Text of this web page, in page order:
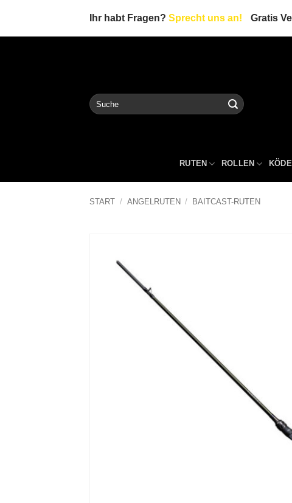
springen
Ihr habt Fragen? Sprecht uns an! Gratis
Suche
nach:
RUTEN ROLLEN
START / ANGELRUTEN / BAITCAST-RUTEN